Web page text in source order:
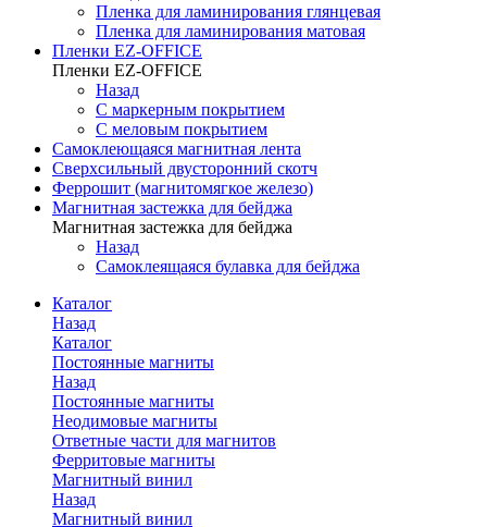
Пленка для ламинирования глянцевая
Пленка для ламинирования матовая
Пленки EZ-OFFICE
Пленки EZ-OFFICE
Назад
С маркерным покрытием
С меловым покрытием
Самоклеющаяся магнитная лента
Сверхсильный двусторонний скотч
Феррошит (магнитомягкое железо)
Магнитная застежка для бейджа
Магнитная застежка для бейджа
Назад
Самоклеящаяся булавка для бейджа
Каталог
Назад
Каталог
Постоянные магниты
Назад
Постоянные магниты
Неодимовые магниты
Ответные части для магнитов
Ферритовые магниты
Магнитный винил
Назад
Магнитный винил